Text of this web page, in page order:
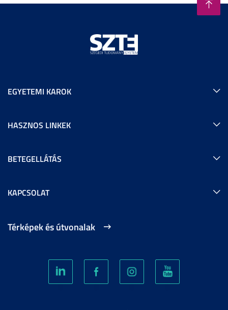
EGYETEMI KAROK
HASZNOS LINKEK
BETEGELLÁTÁS
KAPCSOLAT
Térképek és útvonalak